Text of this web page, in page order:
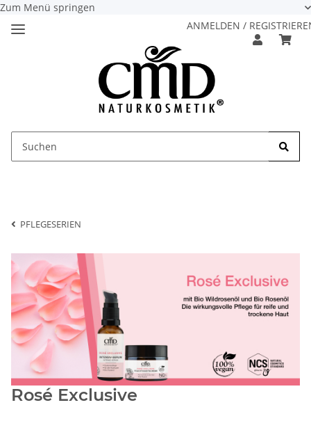
Zum Menü springen
ANMELDEN /
PFLEGESERIEN
Rosé Exclusive